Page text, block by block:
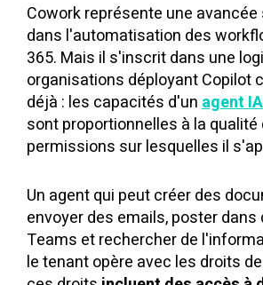
Cowork représente une
dans l'automatisation des
365. Mais il s'inscrit dans une
organisations déployant Copilot
déjà : les capacités d'unagent IA
sont proportionnelles à la qualité
permissions sur lesquelles il
Un agent qui peut créer des
envoyer des emails, poster
Teams et rechercher de
le tenant opère avec les droits